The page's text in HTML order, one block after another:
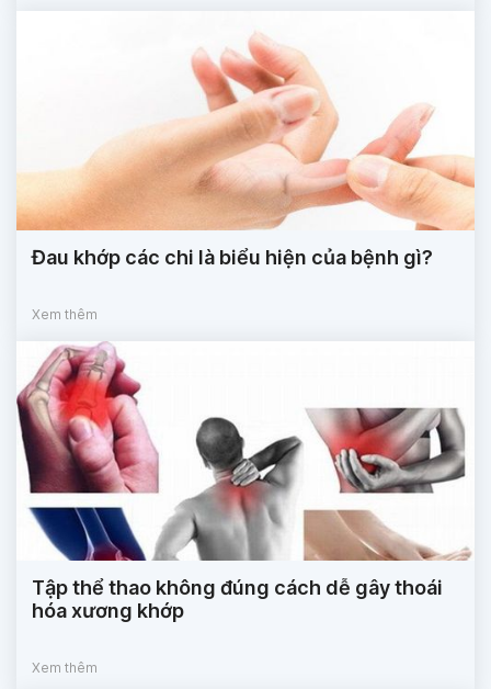
Đau khớp các chi là biểu hiện của bệnh gì?
Xem thêm
Tập thể thao không đúng cách dễ gây thoái
hóa xương khớp
Xem thêm